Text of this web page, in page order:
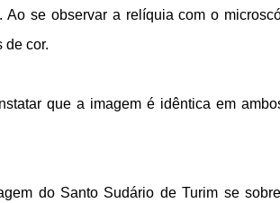
se observar a relíquia com o
de cor.
que a imagem é idêntica em
do Santo Sudário de Turim se